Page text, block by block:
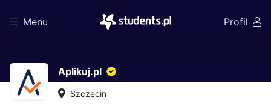
Menu Profil
Aplikuj.pl
Szczecin